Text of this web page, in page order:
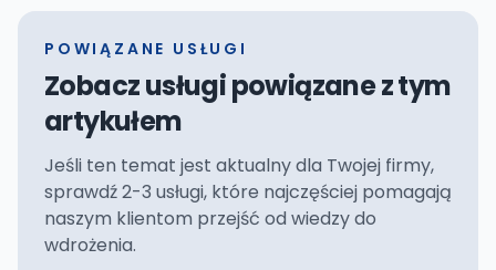
POWIĄZANE USŁUGI
Zobacz usługi powiązane z tym
artykułem
Jeśli ten temat jest aktualny dla Twojej firmy,
sprawdź 2-3 usługi, które najczęściej pomagają
naszym klientom przejść od wiedzy do
wdrożenia.